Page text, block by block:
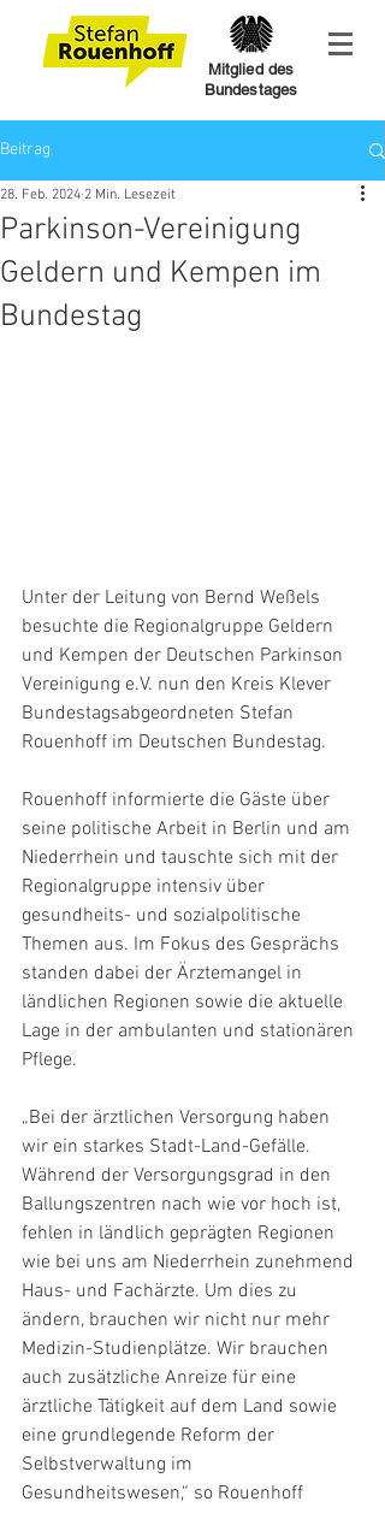
Mitglied des
Bundestages
Beitrag
Parkinson-Vereinigung
Geldern und Kempen im
Bundestag
28. Feb. 2024 2 Min. Lesezeit
Unter der Leitung von Bernd Weßels
besuchte die Regionalgruppe Geldern
und Kempen der Deutschen Parkinson
Vereinigung e.V. nun den Kreis Klever
Bundestagsabgeordneten Stefan
Rouenhoff im Deutschen Bundestag.
Rouenhoff informierte die Gäste über
seine politische Arbeit in Berlin und am
Niederrhein und tauschte sich mit der
Regionalgruppe intensiv über
gesundheits- und sozialpolitische
Themen aus. Im Fokus des Gesprächs
standen dabei der Ärztemangel in
ländlichen Regionen sowie die aktuelle
Lage in der ambulanten und stationären
Pflege.
„Bei der ärztlichen Versorgung haben
wir ein starkes Stadt-Land-Gefälle.
Während der Versorgungsgrad in den
Ballungszentren nach wie vor hoch ist,
fehlen in ländlich geprägten Regionen
wie bei uns am Niederrhein zunehmend
Haus- und Fachärzte. Um dies zu
ändern, brauchen wir nicht nur mehr
Medizin-Studienplätze. Wir brauchen
auch zusätzliche Anreize für eine
ärztliche Tätigkeit auf dem Land sowie
eine grundlegende Reform der
Selbstverwaltung im
Gesundheitswesen,“ so Rouenhoff